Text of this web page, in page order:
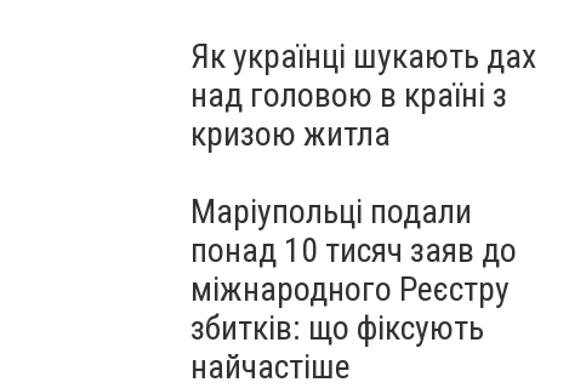
Як українці шукають дах
над головою в країні з
кризою житла
Маріупольці подали
понад 10 тисяч заяв до
міжнародного Реєстру
збитків: що фіксують
найчастіше